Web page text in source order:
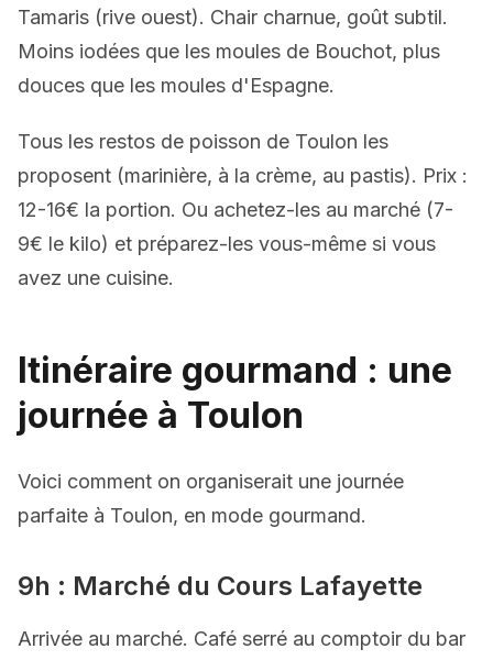
Tamaris (rive ouest). Chair charnue, goût subtil.
Moins iodées que les moules de Bouchot, plus
douces que les moules d'Espagne.
Tous les restos de poisson de Toulon les
proposent (marinière, à la crème, au pastis). Prix :
12-16€ la portion. Ou achetez-les au marché (7-
9€ le kilo) et préparez-les vous-même si vous
avez une cuisine.
Itinéraire gourmand : une
journée à Toulon
Voici comment on organiserait une journée
parfaite à Toulon, en mode gourmand.
9h : Marché du Cours Lafayette
Arrivée au marché. Café serré au comptoir du bar